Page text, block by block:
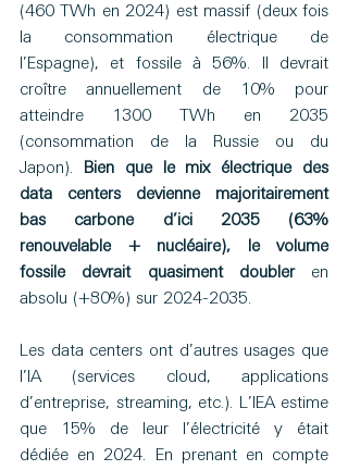
(460 TWh en 2024) est massif (deux fois
la consommation électrique de
l’Espagne), et fossile à 56%. Il devrait
croître annuellement de 10% pour
atteindre 1300 TWh en 2035
(consommation de la Russie ou du
Japon). Bien que le mix électrique des
data centers devienne majoritairement
bas carbone d’ici 2035 (63%
renouvelable + nucléaire), le volume
fossile devrait quasiment doubler en
absolu (+80%) sur 2024-2035.
Les data centers ont d’autres usages que
l’IA (services cloud, applications
d’entreprise, streaming, etc.). L’IEA estime
que 15% de leur l’électricité y était
dédiée en 2024. En prenant en compte